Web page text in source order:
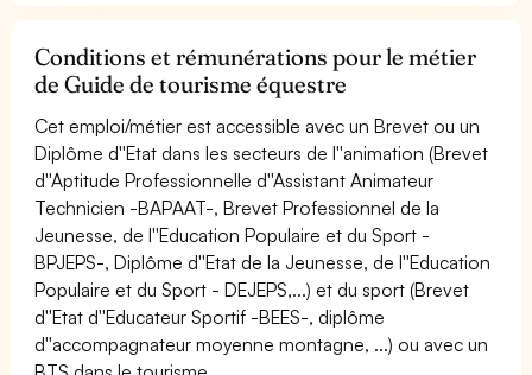
Conditions et rémunérations pour le métier
de Guide de tourisme équestre
Cet emploi/métier est accessible avec un Brevet ou un
Diplôme d''Etat dans les secteurs de l''animation (Brevet
d''Aptitude Professionnelle d''Assistant Animateur
Technicien -BAPAAT-, Brevet Professionnel de la
Jeunesse, de l''Education Populaire et du Sport -
BPJEPS-, Diplôme d''Etat de la Jeunesse, de l''Education
Populaire et du Sport - DEJEPS,...) et du sport (Brevet
d''Etat d''Educateur Sportif -BEES-, diplôme
d''accompagnateur moyenne montagne, ...) ou avec un